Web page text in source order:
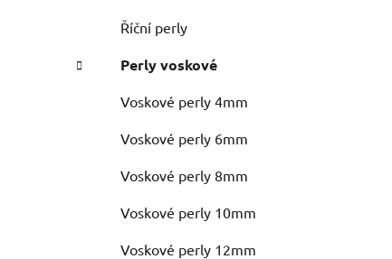
Říční perly
Perly voskové
Voskové perly 4mm
Voskové perly 6mm
Voskové perly 8mm
Voskové perly 10mm
Voskové perly 12mm